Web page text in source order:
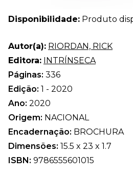
Disponibilidade: Produto
Autor(a): RIORDAN, RICK
Editora: INTRÍNSECA
Páginas: 336
Edição: 1 - 2020
Ano: 2020
Origem: NACIONAL
Encadernação: BROCHURA
Dimensões: 15.5 x 23 x 1.7
ISBN: 9786555601015